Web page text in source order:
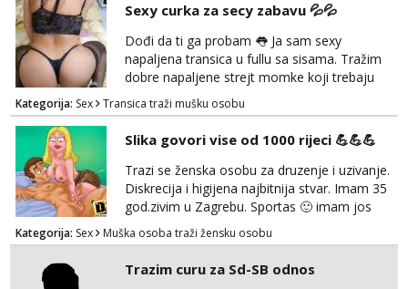
kasnije može poziv. Sl. Brod moj prostor
Zagreb i ostatak Hrvatske mobilan !
𝗡𝗮𝗽𝗼𝗺𝗲𝗻𝗮 tražim samo žene...
Sexy curka za secy zabavu 💦💦
Dođi da ti ga probam 👅 Ja sam sexy
napaljena transica u fullu sa sisama. Tražim
dobre napaljene strejt momke koji trebaju
diskretno pražnjenje kite. Samo za dobre
frajere koji drže do sebe. Imaj neku sliku.
Pozivi i poruke bez slike - nema odgovora.
Pojebi me Poruke WhatsApp: 0998667649
Kategorija: Sex Transica traži mušku osobu
Slika govori vise od 1000 rijeci 💪💪💪
Trazi se ženska osobu za druzenje i uzivanje.
Diskrecija i higijena najbitnija stvar. Imam 35
god.zivim u Zagrebu. Sportas 🙂 imam jos
kondicije 🤣 Za sve informacije i dogovore na
mail I molim samo ozbiljne i zainteresirane
😉!! I molim takoder da se ne javljaju muski!!!
Pozdrav
Kategorija: Sex Muška osoba traži žensku osobu
Trazim curu za Sd-SB odnos